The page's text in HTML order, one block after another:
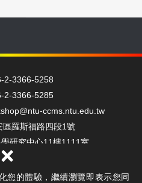
您的體驗，繼續瀏覽即表示您同
×
2-3366-5258
2-3366-5285
ccms.ntu.edu.tw
羅斯福路四段1號
研究中心11樓1111室
Reserved. 隱私權保護政策